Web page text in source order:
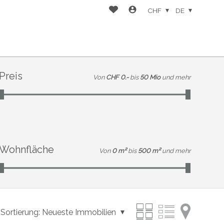
CHF DE
Preis Von CHF 0.- bis 50 Mio und mehr
Von 0 m² bis 500 m² und mehr
Sortierung: Neueste Immobilien